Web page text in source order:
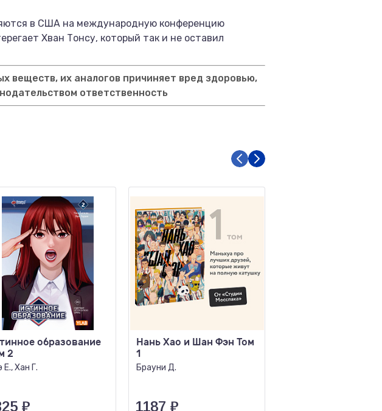
в США на международную конференцию
Хван Тонсу, который так и не оставил
веществ, их аналогов причиняет вред здоровью,
ответственность
образование
2
Ё., Хан Г.
₽
Нань Хао и Шан Фэн Том
1
Брауни Д.
1187 ₽